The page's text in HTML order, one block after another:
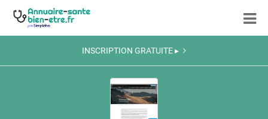
INSCRIPTION GRATUITE ▸